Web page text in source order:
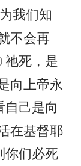
我们知
不会再
祂死，是
向上帝永
自己是向
在基督耶
你们必死